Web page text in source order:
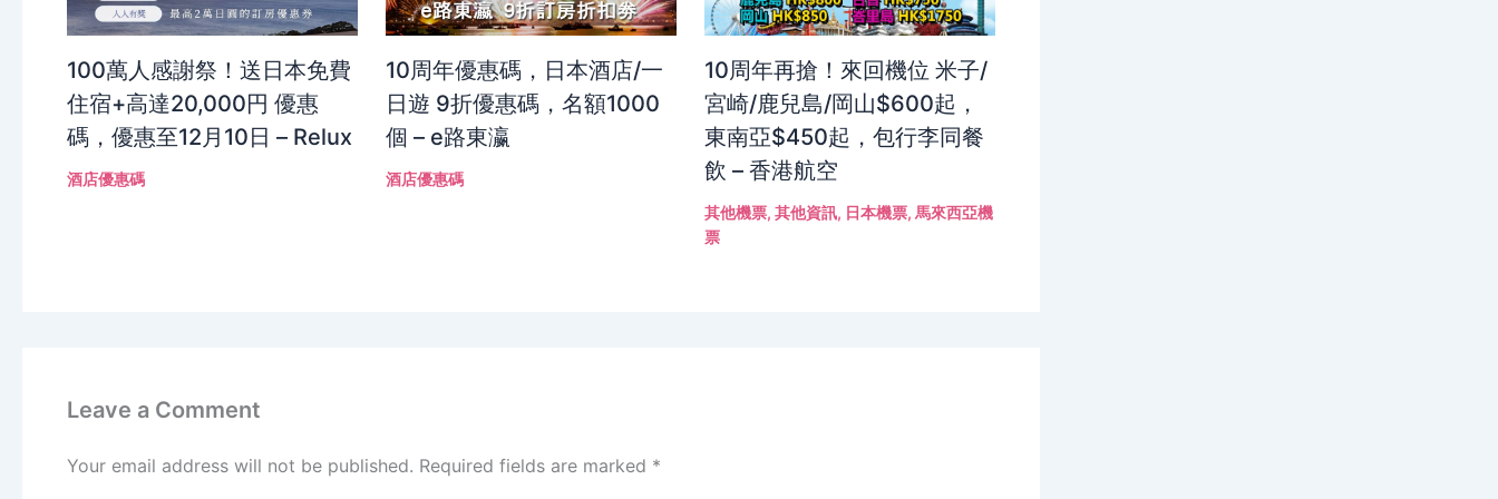
100萬人感謝祭！送日本免費
住宿+高達20,000円 優惠
碼，優惠至12月10日 – Relux
酒店優惠碼
10周年優惠碼，日本酒店/一
日遊 9折優惠碼，名額1000
個 – e路東瀛
酒店優惠碼
10周年再搶！來回機位 米子/
宮崎/鹿兒島/岡山$600起，
東南亞$450起，包行李同餐
飲 – 香港航空
其他機票, 其他資訊, 日本機票, 馬來西亞機
票
Leave a Comment
Your email address will not be published. Required fields are marked *